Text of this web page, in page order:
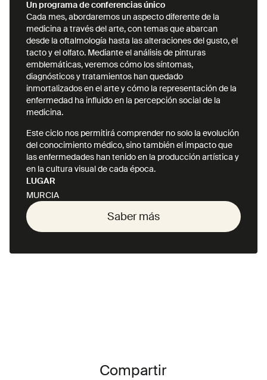
Un programa de conferencias único
Cada mes, abordaremos un aspecto diferente de la
medicina a través del arte, con temas que abarcan
desde la oftalmología hasta las alteraciones del gusto, el
tacto y el olfato. Mediante el análisis de pinturas
emblemáticas, veremos cómo los síntomas,
diagnósticos y tratamientos han quedado
inmortalizados en el arte y cómo la representación de la
enfermedad ha influido en la percepción social de la
medicina.
Este ciclo nos permitirá comprender no solo la evolución
del conocimiento médico, sino también el impacto que
las enfermedades han tenido en la producción artística y
en la cultura visual de cada época.
LUGAR
MURCIA
Saber más
Compartir